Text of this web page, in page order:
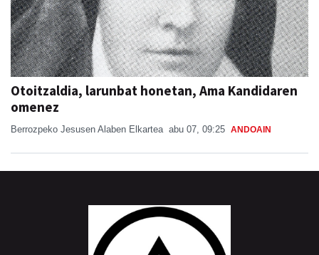
Otoitzaldia, larunbat honetan, Ama Kandidaren
omenez
Berrozpeko Jesusen Alaben Elkartea abu 07, 09:25 ANDOAIN